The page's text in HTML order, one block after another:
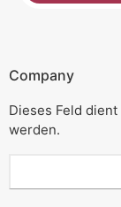
Company
Dieses Feld
werden.